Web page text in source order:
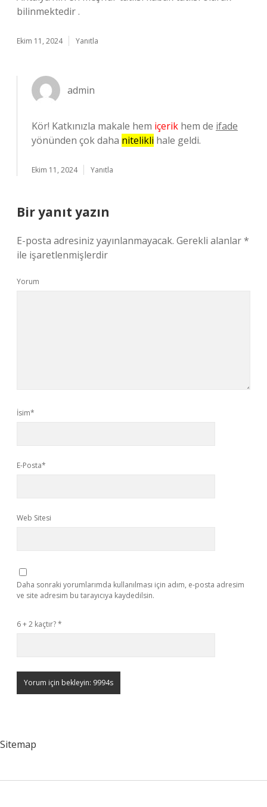
bilinmektedir .
Ekim 11, 2024 Yanıtla
admin
Kör! Katkınızla makale hem içerik hem de ifade
yönünden çok daha nitelikli hale geldi.
Ekim 11, 2024 Yanıtla
Bir yanıt yazın
E-posta adresiniz yayınlanmayacak. Gerekli alanlar*
ile işaretlenmişlerdir
Yorum
İsim*
E-Posta*
Web Sitesi
Daha sonraki yorumlarımda kullanılması için adım, e-posta adresim
ve site adresim bu tarayıcıya kaydedilsin.
6 + 2 kaçtır?*
Sitemap